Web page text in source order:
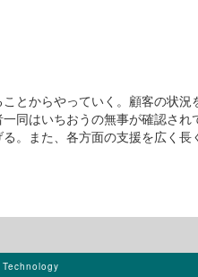
とからやっていく。顧客の状況
同はいちおうの無事が確認され
。また、各方面の支援を広く長